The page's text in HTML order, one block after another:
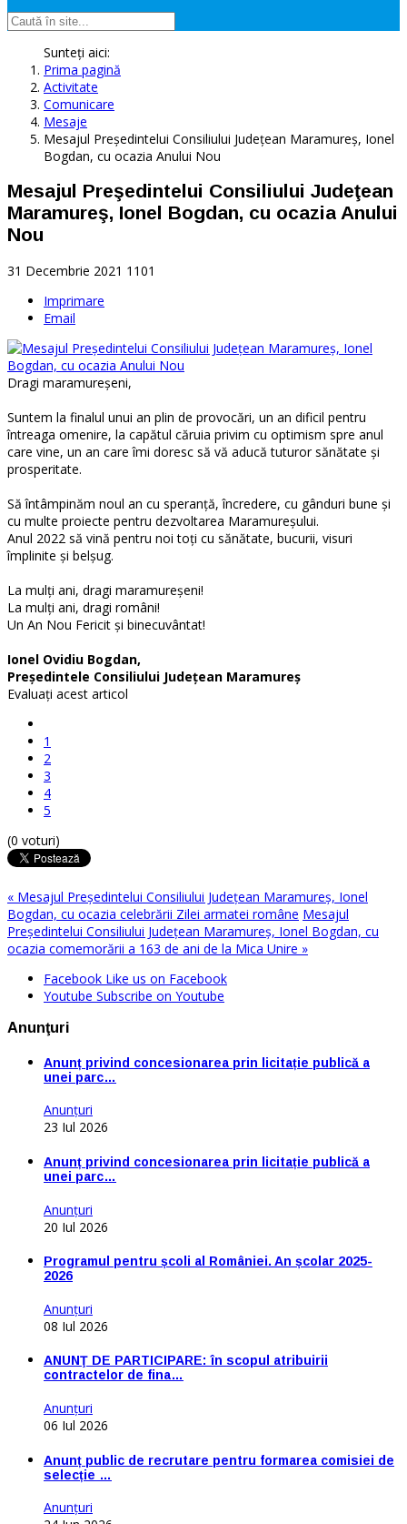
Sunteți aici:
Prima pagină
Activitate
Comunicare
Mesaje
Mesajul Preşedintelui Consiliului Judeţean Maramureş, Ionel
Bogdan, cu ocazia Anului Nou
Mesajul Preşedintelui Consiliului Judeţean
Maramureş, Ionel Bogdan, cu ocazia Anului
Nou
31 Decembrie 2021 1101
Imprimare
Email
Dragi maramureșeni,
Suntem la finalul unui an plin de provocări, un an dificil pentru
întreaga omenire, la capătul căruia privim cu optimism spre anul
care vine, un an care îmi doresc să vă aducă tuturor sănătate și
prosperitate.
Să întâmpinăm noul an cu speranță, încredere, cu gânduri bune și
cu multe proiecte pentru dezvoltarea Maramureșului.
Anul 2022 să vină pentru noi toți cu sănătate, bucurii, visuri
împlinite și belșug.
La mulți ani, dragi maramureșeni!
La mulți ani, dragi români!
Un An Nou Fericit și binecuvântat!
Ionel Ovidiu Bogdan,
Președintele Consiliului Județean Maramureș
Evaluaţi acest articol
1
2
3
4
5
(0 voturi)
« Mesajul Preşedintelui Consiliului Judeţean Maramureş, Ionel
Bogdan, cu ocazia celebrării Zilei armatei române Mesajul
Preşedintelui Consiliului Judeţean Maramureş, Ionel Bogdan, cu
ocazia comemorării a 163 de ani de la Mica Unire »
Facebook Like us on Facebook
Youtube Subscribe on Youtube
Anunţuri
Anunț privind concesionarea prin licitație publică a
unei parc…
Anunţuri
23 Iul 2026
Anunț privind concesionarea prin licitație publică a
unei parc…
Anunţuri
20 Iul 2026
Programul pentru școli al României. An școlar 2025-
2026
Anunţuri
08 Iul 2026
ANUNŢ DE PARTICIPARE: în scopul atribuirii
contractelor de fina…
Anunţuri
06 Iul 2026
Anunț public de recrutare pentru formarea comisiei de
selecție …
Anunţuri